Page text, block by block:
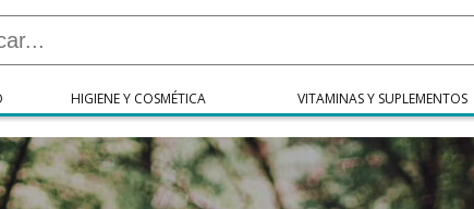
HIGIENE Y COSMÉTICA VITAMINAS Y SUPLEMENTOS